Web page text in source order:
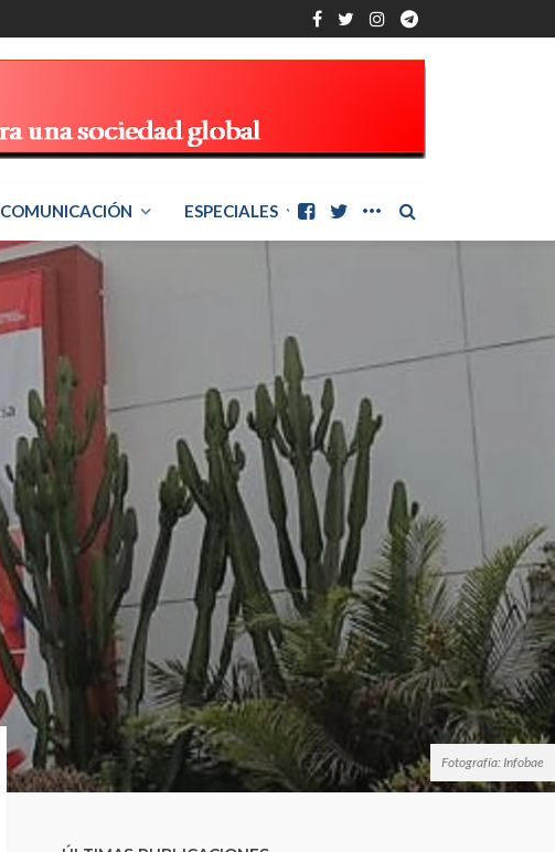
COMUNICACIÓN ESPECIALES
Fotografía: Infobae